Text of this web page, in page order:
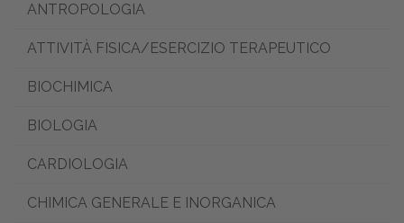
ANTROPOLOGIA
ATTIVITÀ FISICA/ESERCIZIO TERAPEUTICO
BIOCHIMICA
BIOLOGIA
CARDIOLOGIA
CHIMICA GENERALE E INORGANICA